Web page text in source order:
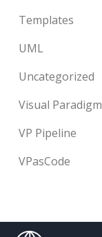
Templates
UML
Uncategorized
Visual Paradigm
VP Pipeline
VPasCode